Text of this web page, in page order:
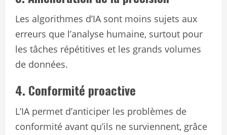
Les algorithmes d’IA sont moins sujets aux
erreurs que l’analyse humaine, surtout pour
les tâches répétitives et les grands volumes
de données.
4. Conformité proactive
L’IA permet d’anticiper les problèmes de
conformité avant qu’ils ne surviennent, grâce